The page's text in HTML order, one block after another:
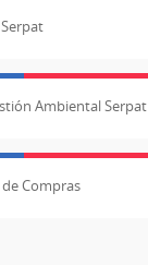
Ambiental Serpat
Compras